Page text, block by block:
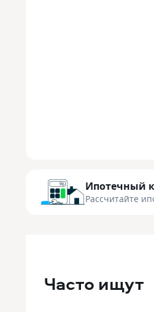
Ипотечный
Рассчитайте
Часто ищут